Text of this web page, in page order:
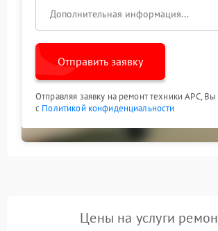
Отправить заявку
Отправляя заявку на ремонт техники APC,
с Политикой конфиденциальности
Цены на услуги